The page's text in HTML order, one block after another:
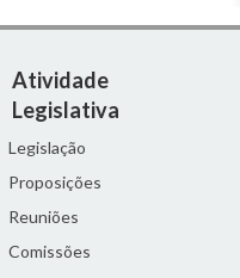
Atividade
Legislativa
Legislação
Proposições
Reuniões
Comissões